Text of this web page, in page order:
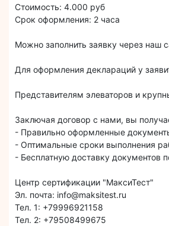
Стоимость: 4.000 руб
Срок оформления: 2 часа
Можно заполнить заявку через наш
Для оформления деклараций у
Представителям элеваторов и
Заключая договор с нами, вы
- Правильно оформленные
- Оптимальные сроки выполнения
- Бесплатную доставку документов
Центр сертификации "МаксиТест"
Эл. почта: info@maksitest.ru
Тел. 1: +79996921158
Тел. 2: +79508499675